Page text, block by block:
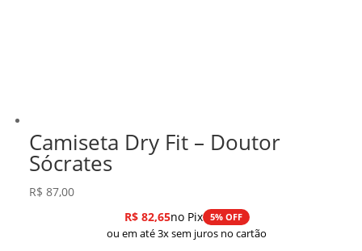
Camiseta Dry Fit – Doutor
Sócrates
R$ 87,00
R$82,65no Pix 5% OFF
ou em até 3x sem juros no cartão